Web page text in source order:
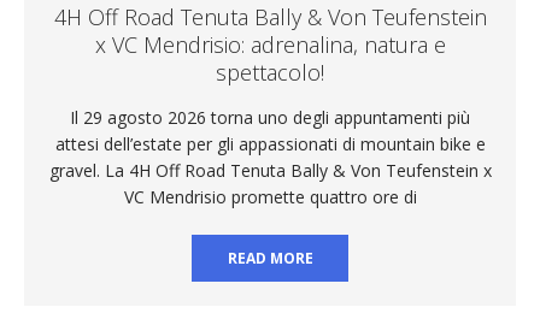
4H Off Road Tenuta Bally & Von Teufenstein
x VC Mendrisio: adrenalina, natura e
spettacolo!
Il 29 agosto 2026 torna uno degli appuntamenti più
attesi dell’estate per gli appassionati di mountain bike e
gravel. La 4H Off Road Tenuta Bally & Von Teufenstein x
VC Mendrisio promette quattro ore di
READ MORE